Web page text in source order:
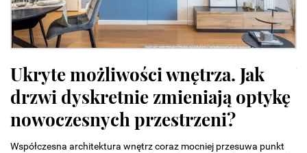
Ukryte możliwości wnętrza. Jak
drzwi dyskretnie zmieniają optykę
nowoczesnych przestrzeni?
Współczesna architektura wnętrz coraz mocniej przesuwa punkt